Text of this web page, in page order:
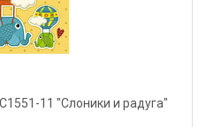
11 "Слоники и радуга"